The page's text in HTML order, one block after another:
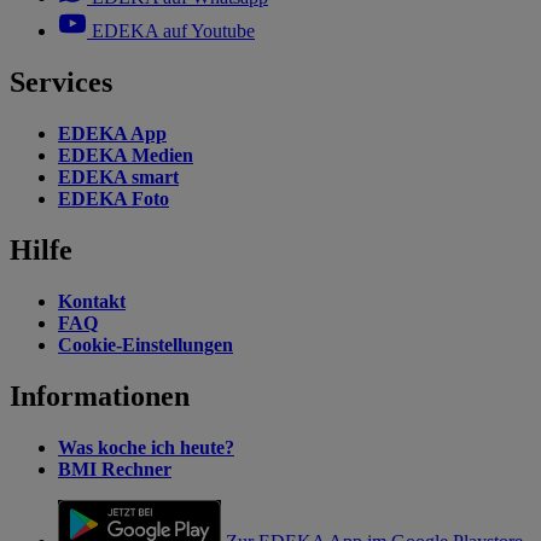
EDEKA auf Youtube
Services
EDEKA App
EDEKA Medien
EDEKA smart
EDEKA Foto
Hilfe
Kontakt
FAQ
Cookie-Einstellungen
Informationen
Was koche ich heute?
BMI Rechner